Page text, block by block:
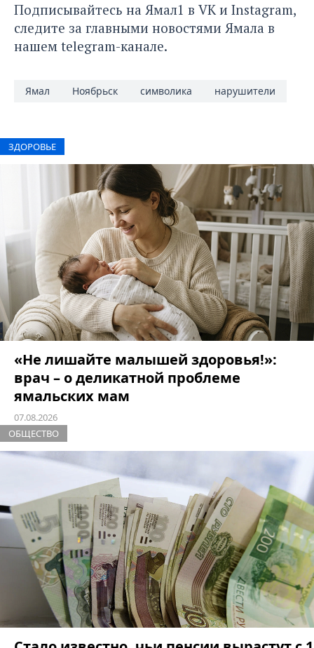
Подписывайтесь на Ямал1 в VK и Instagram,
следите за главными новостями Ямала в
нашем telegram-канале.
Ямал Ноябрьск символика нарушители
ЗДОРОВЬЕ
«Не лишайте малышей здоровья!»:
врач – о деликатной проблеме
ямальских мам
07.08.2026
ОБЩЕСТВО